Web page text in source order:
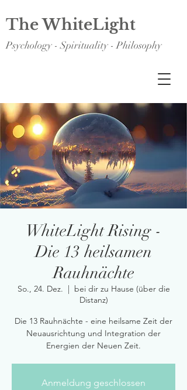
The WhiteLight
Psychology - Spirituality - Philosophy
WhiteLight Rising -
Die 13 heilsamen
Rauhnächte
So., 24. Dez.
  |
bei dir zu Hause (über die
Distanz)
Die 13 Rauhnächte - eine heilsame Zeit der
Neuausrichtung und Integration der
Energien der Neuen Zeit.
Anmeldung geschlossen